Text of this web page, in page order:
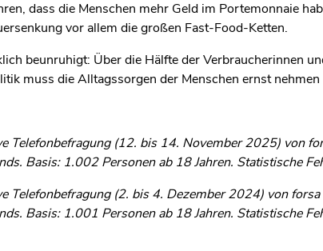
einen speziellen Bereich des Inhaltes springen
dass die Menschen mehr Geld im Portemonnaie
vor allem die großen Fast-Food-Ketten.
beunruhigt: Über die Hälfte der Verbraucherinnen
muss die Alltagssorgen der Menschen ernst
Telefonbefragung (12. bis 14. November 2025) von
Basis: 1.002 Personen ab 18 Jahren. Statistische
Telefonbefragung (2. bis 4. Dezember 2024) von
Basis: 1.001 Personen ab 18 Jahren. Statistische